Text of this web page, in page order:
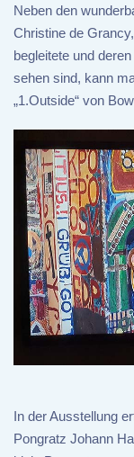
Neben den
Christine de
begleitete und
sehen sind, kann
„1.Outside“ von
In der Ausstellung
Pongratz Johann